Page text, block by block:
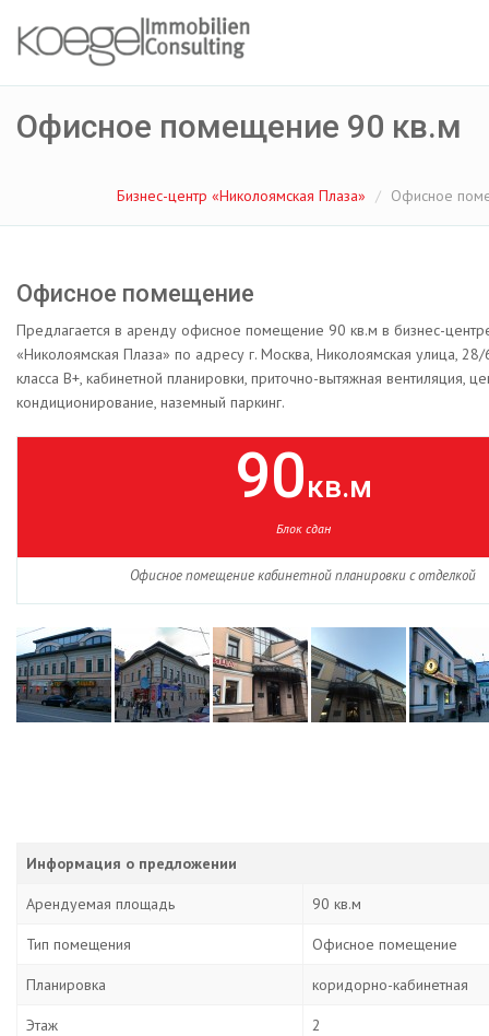
Офисное помещение 90 кв.м
Бизнес-центр «Николоямская Плаза» Офисное
Офисное помещение
Предлагается в аренду офисное помещение 90 кв.м в бизнес-
«Николоямская Плаза» по адресу г. Москва, Николоямская улица,
класса B+, кабинетной планировки, приточно-вытяжная вентиляция,
кондиционирование, наземный паркинг.
90кв.м
Блок сдан
Офисное помещение кабинетной планировки с отделкой
Информация о предложении
Арендуемая площадь 90 кв.м
Тип помещения Офисное помещение
Планировка коридорно-кабинетная
Этаж 2